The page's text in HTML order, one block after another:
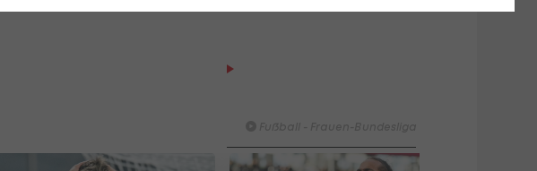
First Vienna FC 1894 - SpG